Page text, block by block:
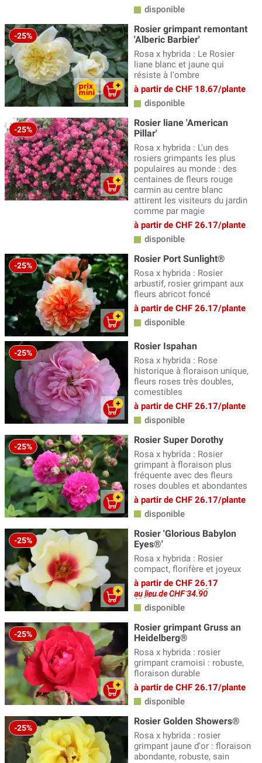
disponible
-25%
Rosier grimpant remontant
'Alberic Barbier'
Rosa x hybrida : Le Rosier
liane blanc et jaune qui
résiste à l'ombre
à partir de CHF 18.67/plante
disponible
-25%
Rosier liane 'American
Pillar'
Rosa x hybrida : L'un des
rosiers grimpants les plus
populaires au monde : des
centaines de fleurs rouge
carmin au centre blanc
attirent les visiteurs du jardin
comme par magie
à partir de CHF 26.17/plante
disponible
-25%
Rosier Port Sunlight®
Rosa x hybrida : Rosier
arbustif, rosier grimpant aux
fleurs abricot foncé
à partir de CHF 26.17/plante
disponible
-25%
Rosier Ispahan
Rosa x hybrida : Rose
historique à floraison unique,
fleurs roses très doubles,
comestibles
à partir de CHF 26.17/plante
disponible
-25%
Rosier Super Dorothy
Rosa x hybrida : Rosier
grimpant à floraison plus
fréquente avec des fleurs
roses doubles et abondantes
à partir de CHF 26.17/plante
disponible
-25%
Rosier 'Glorious Babylon
Eyes®'
Rosa x hybrida : Rosier
compact, florifère et joyeux
à partir de CHF 26.17
au lieu de CHF 34.90
disponible
-25%
Rosier grimpant Gruss an
Heidelberg®
Rosa x hybrida : rosier
grimpant cramoisi : robuste,
floraison durable
à partir de CHF 26.17/plante
disponible
-25%
Rosier Golden Showers®
Rosa x hybrida : rosier
grimpant jaune d'or : floraison
abondante, robuste, sain